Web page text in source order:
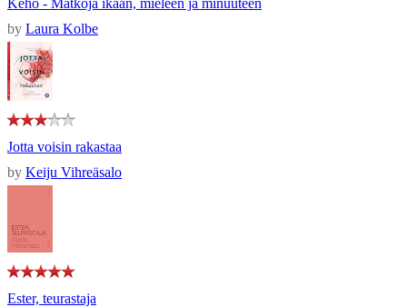
by Laura Kolbe
Jotta voisin rakastaa
by Keiju Vihreäsalo
Ester, teurastaja